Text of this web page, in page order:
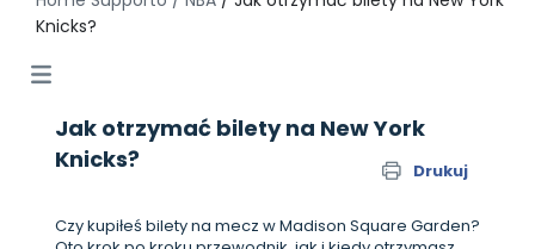
Knicks?
Jak otrzymać bilety na New York
Knicks?
Drukuj
Czy kupiłeś bilety na mecz w Madison Square Garden?